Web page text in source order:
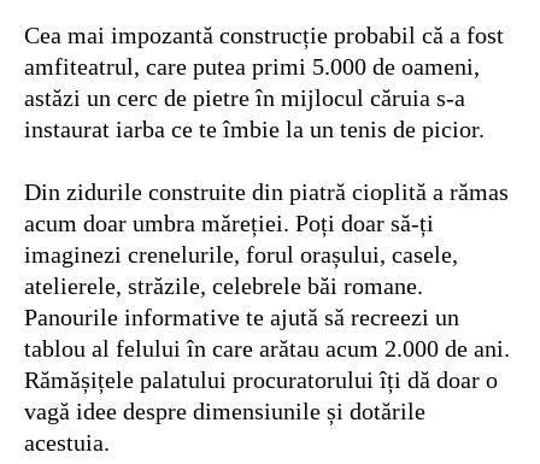
Cea mai impozantă construcție probabil că a fost
amfiteatrul, care putea primi 5.000 de oameni,
astăzi un cerc de pietre în mijlocul căruia s-a
instaurat iarba ce te îmbie la un tenis de picior.
Din zidurile construite din piatră cioplită a rămas
acum doar umbra măreției. Poți doar să-ți
imaginezi crenelurile, forul orașului, casele,
atelierele, străzile, celebrele băi romane.
Panourile informative te ajută să recreezi un
tablou al felului în care arătau acum 2.000 de ani.
Rămășițele palatului procuratorului îți dă doar o
vagă idee despre dimensiunile și dotările
acestuia.